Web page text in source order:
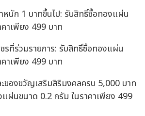
นัก 1 บาทขึ้นไป: รับสิทธิ์ซื้อทองแผ่น
าเพียง 499 บาท
รที่ร่วมรายการ: รับสิทธิ์ซื้อทองแผ่น
าเพียง 499 บาท
ของขวัญเสริมสิริมงคลครบ 5,000 บาท
ผ่นขนาด 0.2 กรัม ในราคาเพียง 499